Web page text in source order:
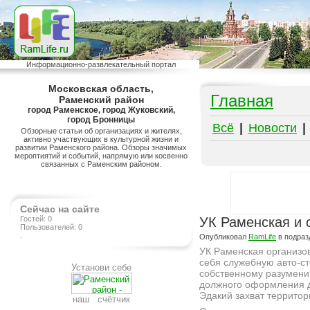
Информационно-развлекательный портал
Московская область,
Раменский район
город Раменское, город Жуковский,
город Бронницы
Обзорные статьи об организациях и жителях,
активно участвующих в культурной жизни и
развитии Раменского района. Обзоры значимых
мероптиятий и событий, напрямую или косвенно
связанных с Раменским районом.
Сейчас на сайте
Гостей: 0
Пользователей: 0
Установи себе
наш счётчик
Главная
Всё Новости
УК Раменская и
Опубликовал RamLife в
УК Раменская
себя служебную авто-
собственному
должного оформления
Эдакий захват